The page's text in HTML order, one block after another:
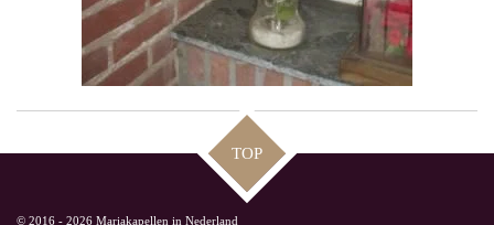
TOP
© 2016 - 2026 Mariakapellen in Nederland